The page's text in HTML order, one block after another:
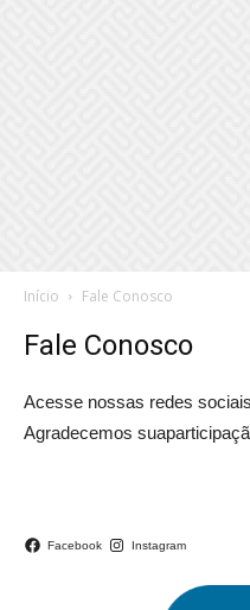
Início Fale Conosco
Fale Conosco
Acesse nossas redes
Agradecemos
Facebook Instagram